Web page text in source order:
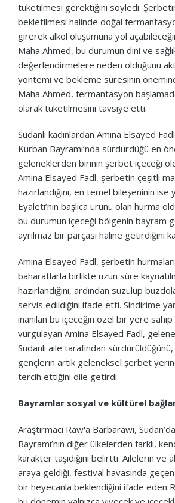
tüketilmesi gerektiğini söyledi.
bekletilmesi halinde doğal
girerek alkol oluşumuna yol
Maha Ahmed, bu durumun dini ve sağlık
değerlendirmelere neden olduğunu
yöntemi ve bekleme süresinin
Maha Ahmed, fermantasyon
olarak tüketilmesini tavsiye etti.
Sudanlı kadınlardan Amina Elsayed
Kurban Bayramı’nda sürdürdüğü en
geleneklerden birinin şerbet içeceği
Amina Elsayed Fadl, şerbetin çeşitli
hazırlandığını, en temel bileşeninin ise
Eyaleti’nin başlıca ürünü olan hurma
bu durumun içeceği bölgenin bayram
ayrılmaz bir parçası haline getirdiğini
Amina Elsayed Fadl, şerbetin
baharatlarla birlikte uzun süre
hazırlandığını, ardından süzülüp
servis edildiğini ifade etti. Sindirime
inanılan bu içeceğin özel bir yere sahip
vurgulayan Amina Elsayed Fadl,
Sudanlı aile tarafından sürdürüldüğünü,
gençlerin artık geleneksel şerbet
tercih ettiğini dile getirdi.
Bayramlar sosyal ve kültürel
Araştırmacı Raw'a Barbarawi,
Bayramı’nın diğer ülkelerden farklı,
karakter taşıdığını belirtti. Ailelerin ve
araya geldiği, festival havasında
bir heyecanla beklendiğini ifade eden